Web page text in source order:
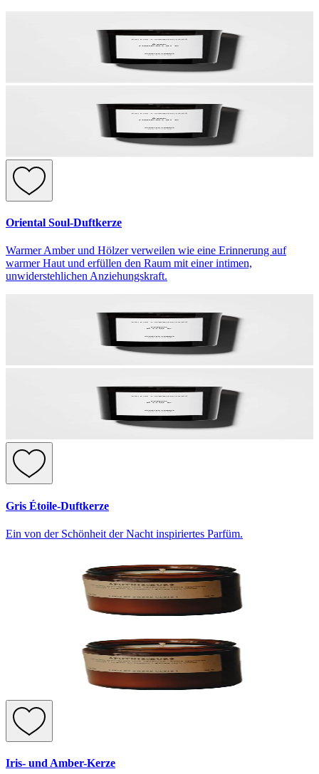
Oriental Soul-Duftkerze
Warmer Amber und Hölzer verweilen wie eine Erinnerung auf
warmer Haut und erfüllen den Raum mit einer intimen,
unwiderstehlichen Anziehungskraft.
Gris Étoile-Duftkerze
Ein von der Schönheit der Nacht inspiriertes Parfüm.
Iris- und Amber-Kerze